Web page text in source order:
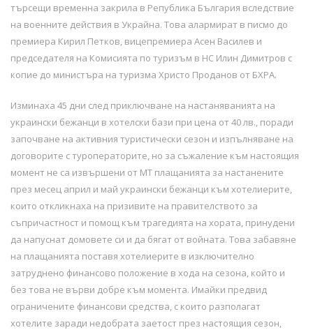
търсещи временна закрила в Република България вследствие
на военните действия в Украйна. Това алармират в писмо до
премиера Кирил Петков, вицепремиера Асен Василев и
председателя на Комисията по туризъм в НС Илин Димитров с
копие до министъра на туризма Христо Проданов от БХРА.
Изминаха 45 дни след приключване на настаняванията на
украински бежанци в хотелски бази при цена от 40 лв., поради
започване на активния туристически сезон и изпълняване на
договорите с туроператорите, но за съжаление към настоящия
момент не са извършени от МТ плащанията за настанените
през месец април и май украински бежанци към хотелиерите,
които откликнаха на призивите на правителството за
съпричастност и помощ към трагедията на хората, принудени
да напуснат домовете си и да бягат от войната. Това забавяне
на плащанията поставя хотелиерите в изключително
затруднено финансово положение в хода на сезона, който и
без това не върви добре към момента. Имайки предвид
ограничените финансови средства, с които разполагат
хотелите заради недобрата заетост през настоящия сезон,